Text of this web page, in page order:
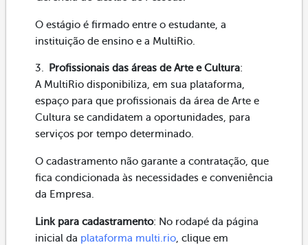
O estágio é firmado entre o estudante, a
instituição de ensino e a MultiRio.
Profissionais das áreas de Arte e Cultura:
A MultiRio disponibiliza, em sua plataforma,
espaço para que profissionais da área de Arte e
Cultura se candidatem a oportunidades, para
serviços por tempo determinado.
O cadastramento não garante a contratação, que
fica condicionada às necessidades e conveniência
da Empresa.
Link para cadastramento: No rodapé da página
inicial da plataforma multi.rio, clique em